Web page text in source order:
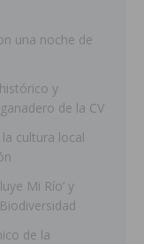
una noche de
y
de la CV
cultura local
Mi Río’ y
de la